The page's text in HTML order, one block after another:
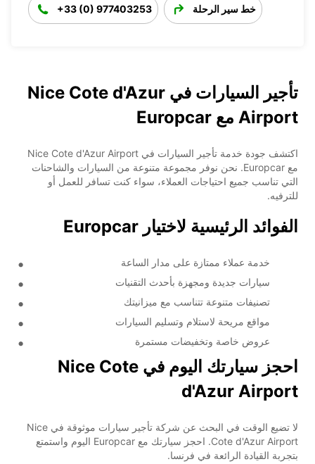
+33 (0) 977403253 خط سير الرحلة
تأجير السيارات في Nice Cote d'Azur
Airport مع Europcar
اكتشف جودة خدمة تأجير السيارات في Nice Cote d'Azur Airport
مع Europcar. نحن نوفر مجموعة متنوعة من السيارات والشاحنات
التي تناسب جميع احتياجات العملاء، سواء كنت تسافر للعمل أو
للترفيه.
الفوائد الرئيسية لاختيار Europcar
خدمة عملاء ممتازة على مدار الساعة
سيارات جديدة ومجهزة بأحدث التقنيات
تصنيفات متنوعة تتناسب مع ميزانيتك
مواقع مريحة لاستلام وتسليم السيارات
عروض خاصة وتخفيضات مستمرة
احجز سيارتك اليوم في Nice Cote
d'Azur Airport
لا تضيع الوقت في البحث عن شركة تأجير سيارات موثوقة في Nice
Cote d'Azur Airport. احجز سيارتك مع Europcar اليوم واستمتع
بتجربة القيادة الرائعة في فرنسا.